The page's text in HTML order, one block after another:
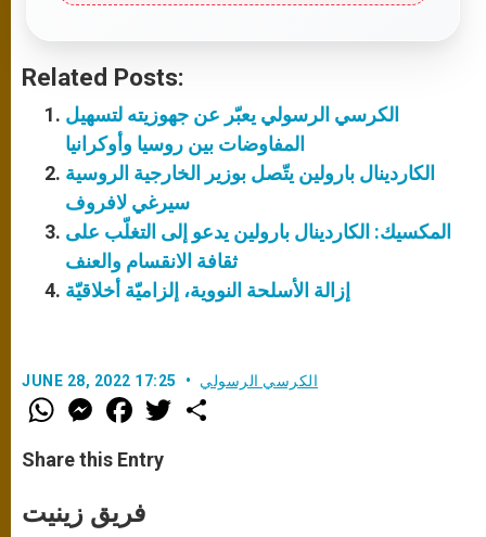
Related Posts:
الكرسي الرسولي يعبّر عن جهوزيته لتسهيل
المفاوضات بين روسيا وأوكرانيا
الكاردينال بارولين يتّصل بوزير الخارجية الروسية
سيرغي لافروف
المكسيك: الكاردينال بارولين يدعو إلى التغلّب على
ثقافة الانقسام والعنف
إزالة الأسلحة النووية، إلزاميّة أخلاقيّة
JUNE 28, 2022 17:25 الكرسي الرسولي
W
h
t
s
p
p
M
e
s
e
g
e
F
a
e
b
o
k
w
Share this Entry
فريق زينيت